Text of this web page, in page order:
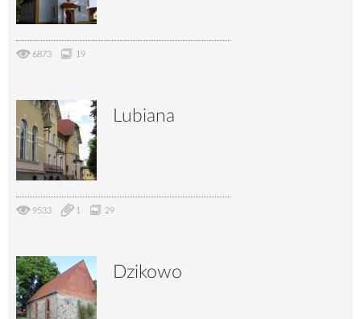
6873 19
Lubiana
9533 1 29
Dzikowo